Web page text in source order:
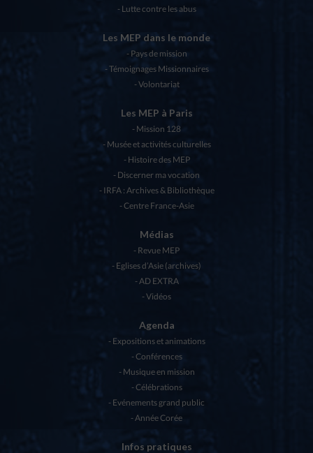
Lutte contre les abus
Les MEP dans le monde
Pays de mission
Témoignages Missionnaires
Volontariat
Les MEP à Paris
Mission 128
Musée et activités culturelles
Histoire des MEP
Discerner ma vocation
IRFA : Archives & Bibliothèque
Centre France-Asie
Médias
Revue MEP
Eglises d’Asie (archives)
AD EXTRA
Vidéos
Agenda
Expositions et animations
Conférences
Musique en mission
Célébrations
Evénements grand public
Année Corée
Infos pratiques